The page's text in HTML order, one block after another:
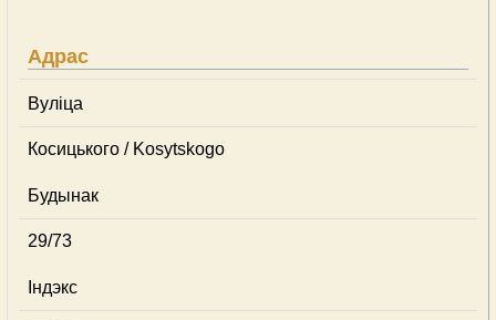
Адрас
Вуліца
Косицького / Kosytskogo
Будынак
29/73
Індэкс